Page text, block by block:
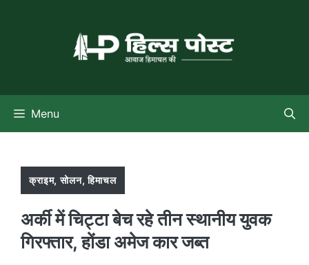
Menu
क्राइम,सोलन,हिमाचल
अर्की में चिट्टा बेच रहे तीन स्थानीय युवक
गिरफ्तार, होंडा अमेज कार जब्त